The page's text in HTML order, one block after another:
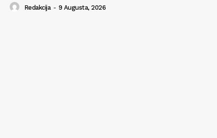
Redakcija - 9 Augusta, 2026